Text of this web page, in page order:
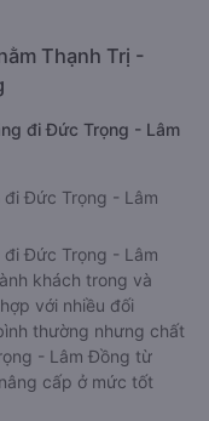
Thạnh Trị -
đi Đức Trọng - Lâm
đi Đức Trọng - Lâm
đi Đức Trọng - Lâm
khách trong và
với nhiều đối
thường nhưng chất
- Lâm Đồng từ
cấp ở mức tốt